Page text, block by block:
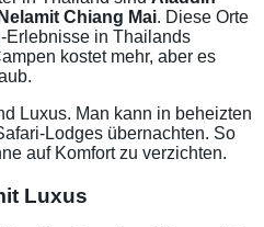
Nelamit Chiang Mai. Diese Orte
Erlebnisse in Thailands
kostet mehr, aber es
Luxus. Man kann in beheizten
Lodges übernachten. So
auf Komfort zu verzichten.
Luxus